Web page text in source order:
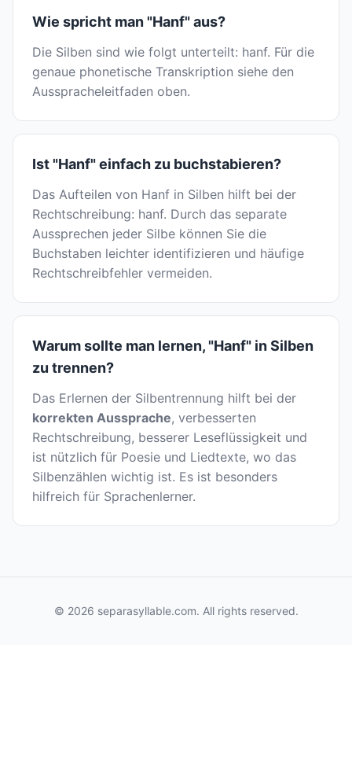
Wie spricht man "Hanf" aus?
Die Silben sind wie folgt unterteilt: hanf. Für die
genaue phonetische Transkription siehe den
Ausspracheleitfaden oben.
Ist "Hanf" einfach zu buchstabieren?
Das Aufteilen von Hanf in Silben hilft bei der
Rechtschreibung: hanf. Durch das separate
Aussprechen jeder Silbe können Sie die
Buchstaben leichter identifizieren und häufige
Rechtschreibfehler vermeiden.
Warum sollte man lernen, "Hanf" in Silben
zu trennen?
Das Erlernen der Silbentrennung hilft bei der
korrekten Aussprache, verbesserten
Rechtschreibung, besserer Leseflüssigkeit und
ist nützlich für Poesie und Liedtexte, wo das
Silbenzählen wichtig ist. Es ist besonders
hilfreich für Sprachenlerner.
© 2026 separasyllable.com. All rights reserved.